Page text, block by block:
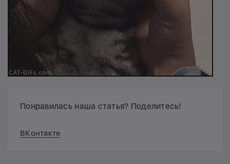
Понравилась наша статья? Поделитесь!
ВКонтакте